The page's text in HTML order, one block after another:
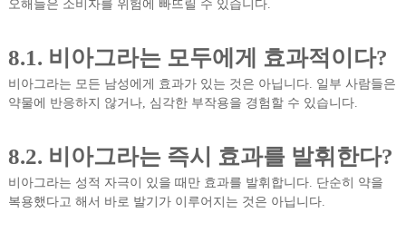
오해들은 소비자를 위험에 빠뜨릴 수 있습니다.
8.1. 비아그라는 모두에게 효과적이다?
비아그라는 모든 남성에게 효과가 있는 것은 아닙니다. 일부 사람들은
약물에 반응하지 않거나, 심각한 부작용을 경험할 수 있습니다.
8.2. 비아그라는 즉시 효과를 발휘한다?
비아그라는 성적 자극이 있을 때만 효과를 발휘합니다. 단순히 약을
복용했다고 해서 바로 발기가 이루어지는 것은 아닙니다.